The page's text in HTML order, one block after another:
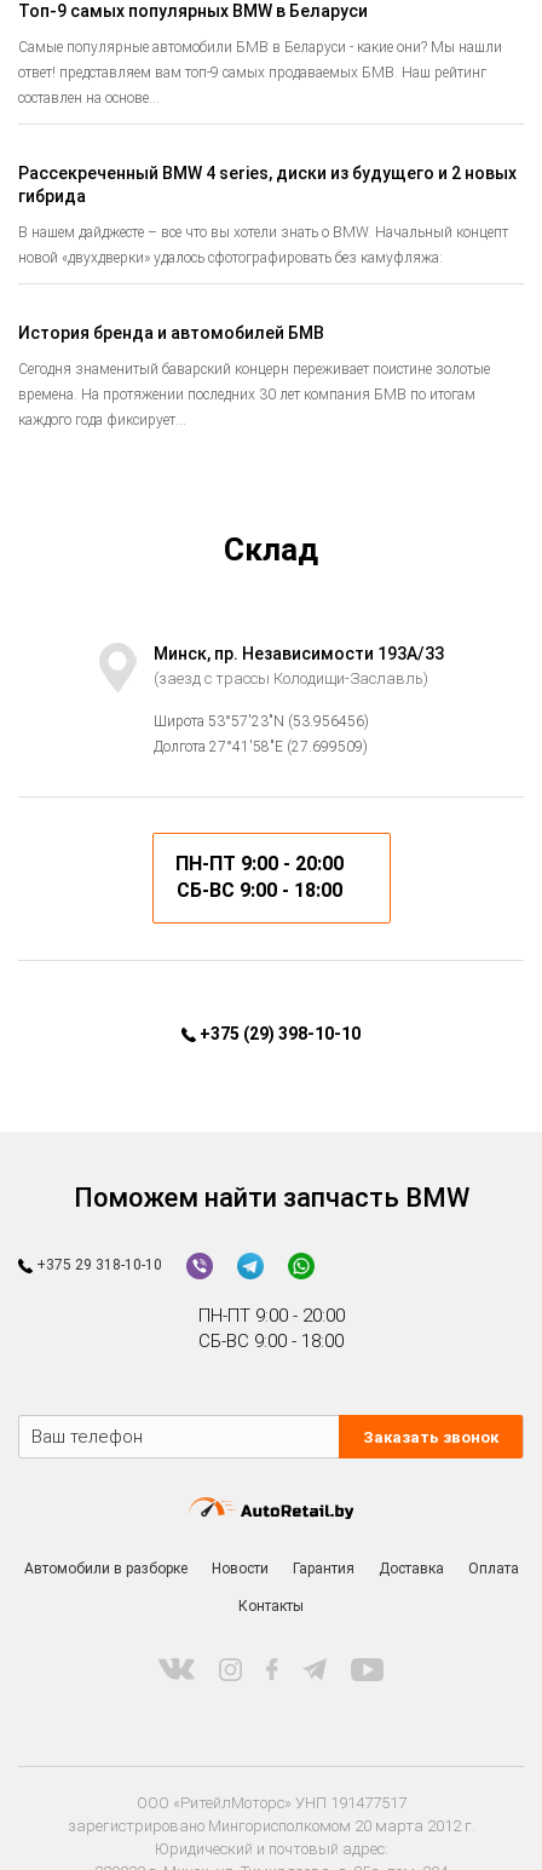
Топ-9 самых популярных BMW в Беларуси
Самые популярные автомобили БМВ в Беларуси - какие они? Мы нашли
ответ! представляем вам топ-9 самых продаваемых БМВ. Наш рейтинг
составлен на основе...
Рассекреченный BMW 4 series, диски из будущего и 2 новых
гибрида
В нашем дайджесте – все что вы хотели знать о BMW. Начальный концепт
новой «двухдверки» удалось сфотографировать без камуфляжа:
История бренда и автомобилей БМВ
Сегодня знаменитый баварский концерн переживает поистине золотые
времена. На протяжении последних 30 лет компания БМВ по итогам
каждого года фиксирует...
Склад
Минск, пр. Независимости 193А/33
(заезд с трассы Колодищи-Заславль)
Широта 53°57′23″N (53.956456)
Долгота 27°41′58″E (27.699509)
ПН-ПТ 9:00 - 20:00
СБ-ВС 9:00 - 18:00
+375 (29) 398-10-10
Поможем найти запчасть BMW
+375 29 318-10-10
ПН-ПТ 9:00 - 20:00
СБ-ВС 9:00 - 18:00
Заказать звонок
Автомобили в разборке Новости Гарантия Доставка Оплата
Контакты
ООО «РитейлМоторс» УНП 191477517
зарегистрировано Мингорисполкомом 20 марта 2012 г.
Юридический и почтовый адрес: